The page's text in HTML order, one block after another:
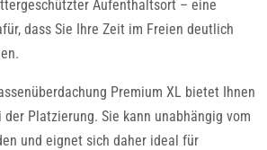
Aufenthaltsort – eine
dass Sie Ihre Zeit im Freien deutlich
Premium XL bietet Ihnen
Platzierung. Sie kann unabhängig vom
und eignet sich daher ideal für